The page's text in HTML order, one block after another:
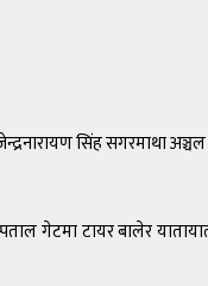
सिंह सगरमाथा
गेटमा टायर बालेर